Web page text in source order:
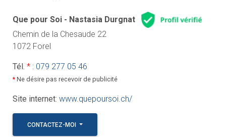
Que pour Soi - Nastasia Durgnat
Chemin de la Chesaude 22
1072 Forel
Tél. *: 079 277 05 46
*Ne désire pas recevoir de publicité
Site internet: www.quepoursoi.ch/
CONTACTEZ-MOI